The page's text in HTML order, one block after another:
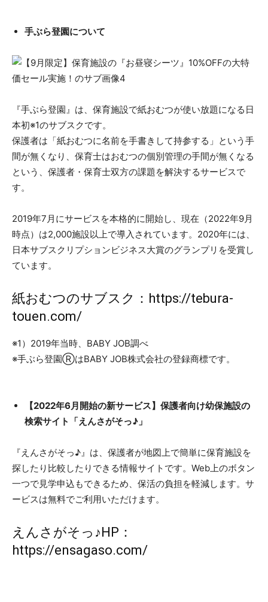
手ぶら登園について
『手ぶら登園』は、保育施設で紙おむつが使い放題になる日
本初※1のサブスクです。
保護者は「紙おむつに名前を手書きして持参する」という手
間が無くなり、保育士はおむつの個別管理の手間が無くなる
という、保護者・保育士双方の課題を解決するサービスで
す。
2019年7月にサービスを本格的に開始し、現在（2022年9月
時点）は2,000施設以上で導入されています。2020年には、
日本サブスクリプションビジネス大賞のグランプリを受賞し
ています。
紙おむつのサブスク： https://tebura-
touen.com/
※1）2019年当時、BABY JOB調べ
※手ぶら登園ⓇはBABY JOB株式会社の登録商標です。
【2022年6月開始の新サービス】保護者向け幼保施設の
検索サイト「えんさがそっ♪」
『えんさがそっ♪』は、保護者が地図上で簡単に保育施設を
探したり比較したりできる情報サイトです。Web上のボタン
一つで見学申込もできるため、保活の負担を軽減します。サ
ービスは無料でご利用いただけます。
えんさがそっ♪HP：
https://ensagaso.com/